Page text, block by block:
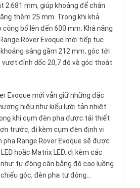
2.681 mm, giúp khoảng để chân
thêm 25 mm. Trong khi khả
bố lên đến 600 mm. Khả năng
Rover Evoque mới tiếp tục
sáng gầm 212 mm, góc tới
đỉnh dốc 20,7 độ và góc thoát
Evoque mới vẫn giữ những đặc
hiệu như kiểu lưới tản nhiệt
khi cụm đèn pha được tái thiết
trước, đi kèm cụm đèn định vi
pha Range Rover Evoque sẽ được
hoặc Matrix LED, đi kèm các
tự động cân bằng độ cao luồng
góc, đèn pha tự động…